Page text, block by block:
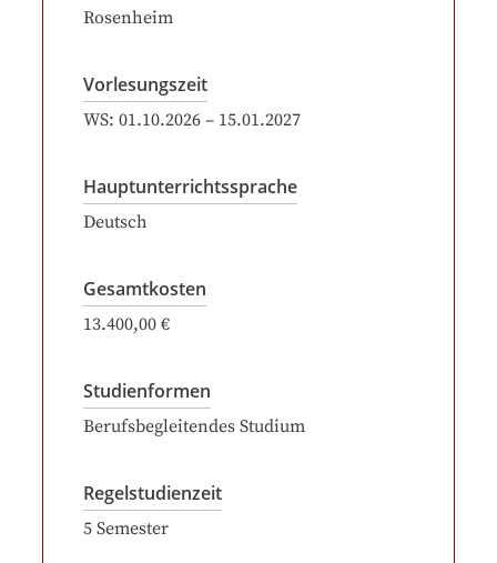
Rosenheim
Vorlesungszeit
WS: 01.10.2026 – 15.01.2027
Hauptunterrichtssprache
Deutsch
Gesamtkosten
13.400,00 €
Studienformen
Berufsbegleitendes Studium
Regelstudienzeit
5 Semester